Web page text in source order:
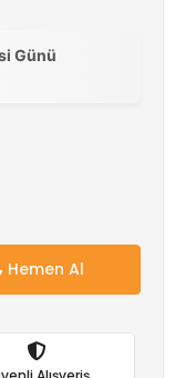
Günü
Hemen Al